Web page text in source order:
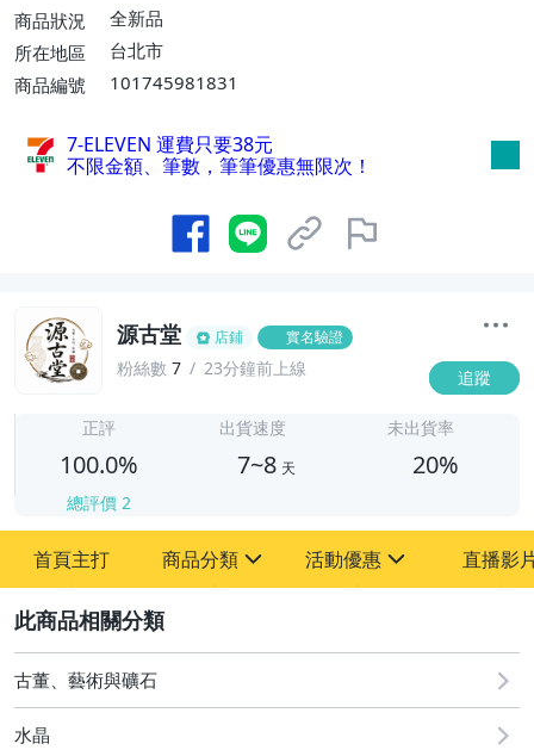
運費$60、滿5件或消費滿$1298免運
費】、宅配/貨運【單件運費$120、滿5件
商品狀況
全新品
所在地區
台北市
商品編號
101745981831
7-ELEVEN 運費只要38元
不限金額、筆數，筆筆優惠無限次！
源古堂 店鋪 實名驗證
粉絲數 7 23分鐘前上線 追蹤
正評
100.0%
總評價 2
出貨速度
7~8 天
未出貨率
20%
首頁主打 商品分類
其它
活動優惠
[全店] 周年慶
[全店] 粉絲專享
直播影
古董、藝術與礦石
水晶